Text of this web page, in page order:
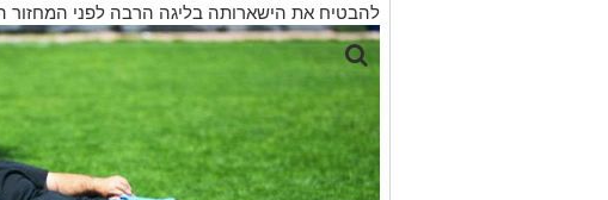
להבטיח את הישארותה בליגה הרבה לפני המחזור